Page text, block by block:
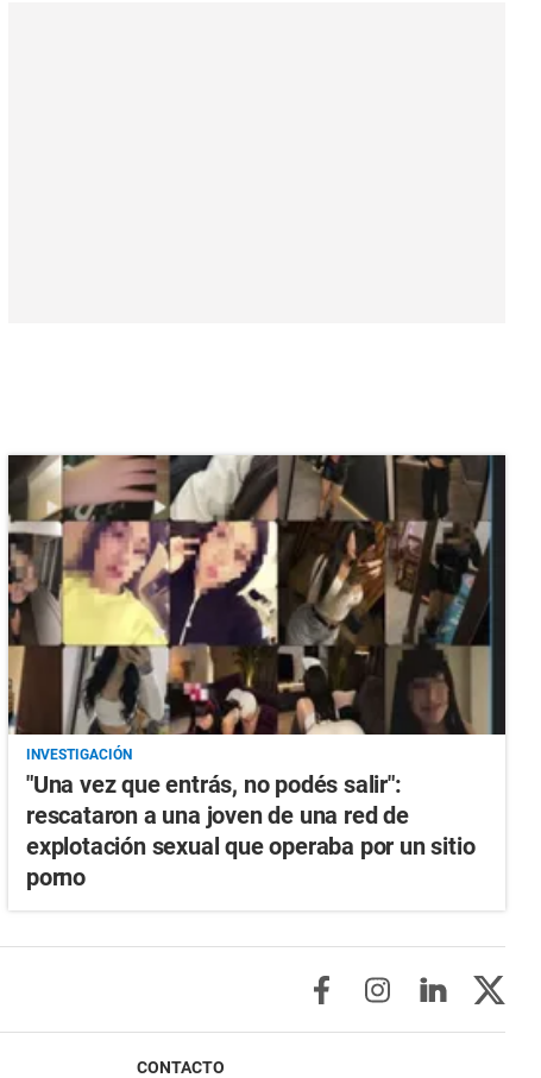
INVESTIGACIÓN
"Una vez que entrás, no podés salir":
rescataron a una joven de una red de
explotación sexual que operaba por un sitio
porno
CONTACTO